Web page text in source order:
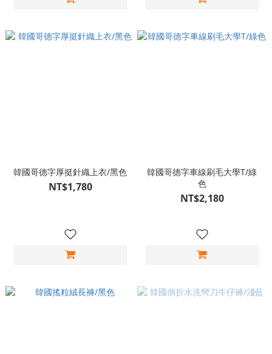
韓國哥德字厚挺針織上衣/黑色
NT$1,780
韓國哥德字車線刷毛大學T/綠
色
NT$2,180